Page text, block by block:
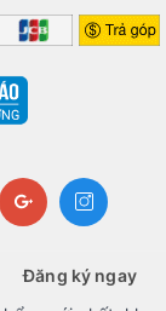
Đăng ký ngay